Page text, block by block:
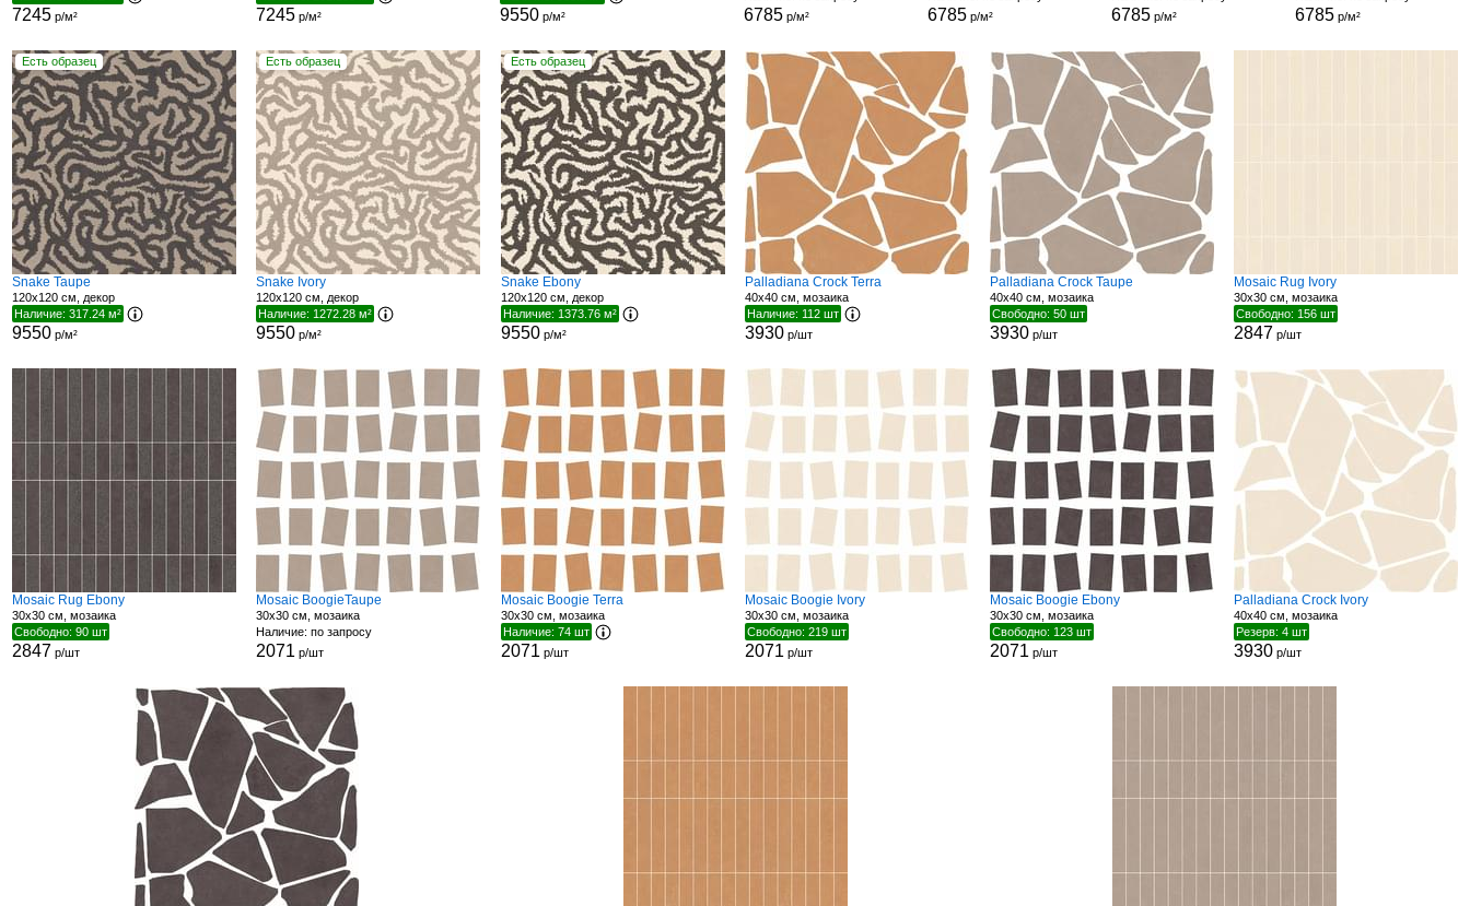
7245р/м² 7245р/м² 9550р/м² 6785р/м² 6785р/м² 6785р/м² 6785р/м²
Есть образец
Snake Taupe
120x120 см, декор
Наличие: 317.24 м²
9550р/м²
Есть образец
Snake Ivory
120x120 см, декор
Наличие: 1272.28 м²
9550 р/м²
Есть образец
Snake Ebony
120x120 см, декор
Наличие: 1373.76 м²
9550р/м²
Palladiana Crock Terra
40x40 см, мозаика
Наличие: 112 шт
3930 р/шт
Palladiana Crock Taupe
40x40 см, мозаика
Свободно: 50 шт
3930р/шт
Mosaic Rug Ivory
30x30 см, мозаика
Свободно: 156 шт
2847 р/шт
Mosaic Rug Ebony
30x30 см, мозаика
Свободно: 90 шт
2847 р/шт
Mosaic BoogieTaupe
30x30 см, мозаика
Наличие: по запросу
2071 р/шт
Mosaic Boogie Terra
30x30 см, мозаика
Наличие: 74 шт
2071 р/шт
Mosaic Boogie Ivory
30x30 см, мозаика
Свободно: 219 шт
2071 р/шт
Mosaic Boogie Ebony
30x30 см, мозаика
Свободно: 123 шт
2071 р/шт
Palladiana Crock Ivory
40x40 см, мозаика
Резерв: 4 шт
3930 р/шт